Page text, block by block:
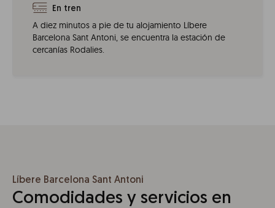
En tren
A diez minutos a pie de tu alojamiento Líbere
Barcelona Sant Antoni, se encuentra la estación de
cercanías Rodalies.
Líbere Barcelona Sant Antoni
Comodidades y servicios en